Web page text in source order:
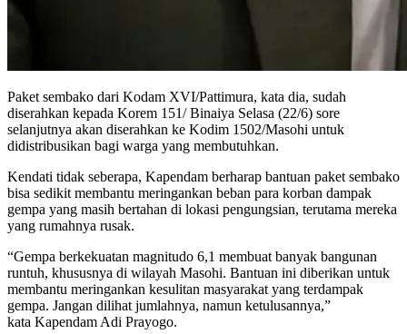
Paket sembako dari Kodam XVI/Pattimura, kata dia, sudah
diserahkan kepada Korem 151/ Binaiya Selasa (22/6) sore
selanjutnya akan diserahkan ke Kodim 1502/Masohi untuk
didistribusikan bagi warga yang membutuhkan.
Kendati tidak seberapa, Kapendam berharap bantuan paket sembako
bisa sedikit membantu meringankan beban para korban dampak
gempa yang masih bertahan di lokasi pengungsian, terutama mereka
yang rumahnya rusak.
“Gempa berkekuatan magnitudo 6,1 membuat banyak bangunan
runtuh, khususnya di wilayah Masohi. Bantuan ini diberikan untuk
membantu meringankan kesulitan masyarakat yang terdampak
gempa. Jangan dilihat jumlahnya, namun ketulusannya,”
kata Kapendam Adi Prayogo.